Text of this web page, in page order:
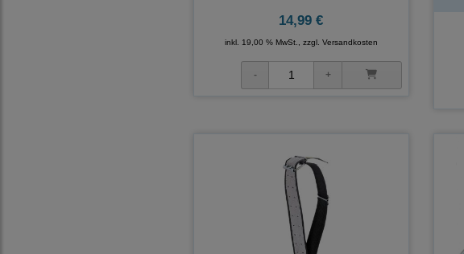
14,99 €
inkl. 19,00 % MwSt., zzgl. Versandkosten